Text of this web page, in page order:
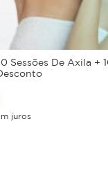
Sessões De Axila +
juros